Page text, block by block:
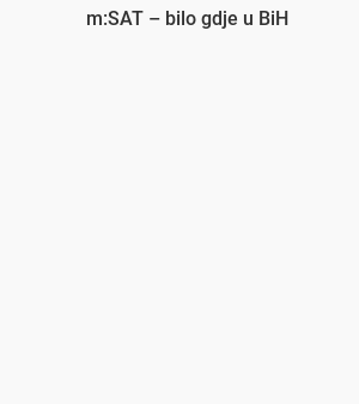
m:SAT – bilo gdje u BiH